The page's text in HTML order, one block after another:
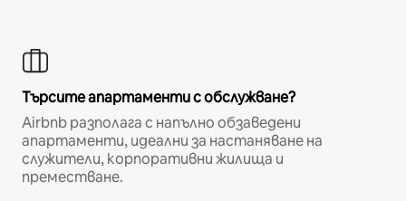
Търсите апартаменти с обслужване?
Airbnb разполага с напълно обзаведени
апартаменти, идеални за настаняване на
служители, корпоративни жилища и
преместване.